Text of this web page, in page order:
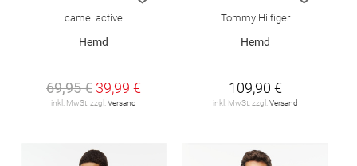
camel active
Hemd
69,95 € 39,99 €
inkl. MwSt. zzgl.Versand
Tommy Hilfiger
Hemd
109,90 €
inkl. MwSt. zzgl.Versand